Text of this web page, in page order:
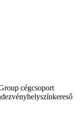
cégcsoport